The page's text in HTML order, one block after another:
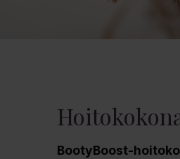
BootyBoost-